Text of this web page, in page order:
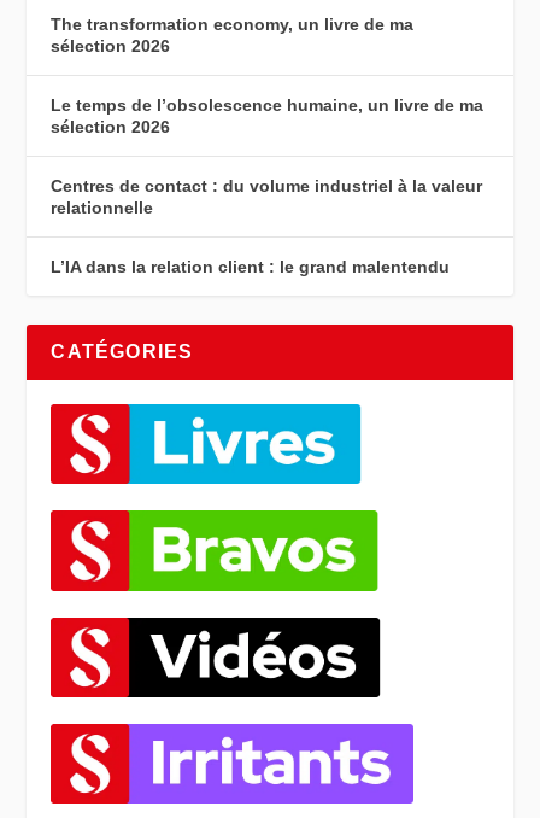
The transformation economy, un livre de ma
sélection 2026
Le temps de l’obsolescence humaine, un livre de ma
sélection 2026
Centres de contact : du volume industriel à la valeur
relationnelle
L’IA dans la relation client : le grand malentendu
CATÉGORIES